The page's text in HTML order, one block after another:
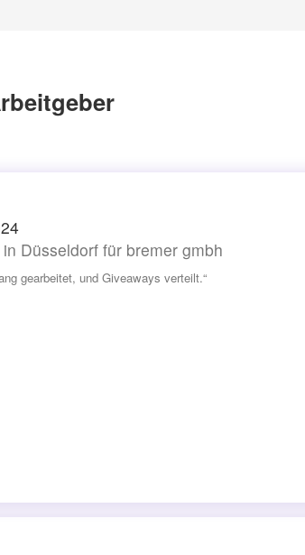
Düsseldorf für bremer gmbh
gearbeitet, und Giveaways verteilt.“